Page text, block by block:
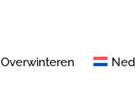
Overwinteren